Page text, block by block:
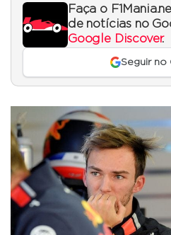
Faça o
de notícias no
Google Discover.
Seguir no